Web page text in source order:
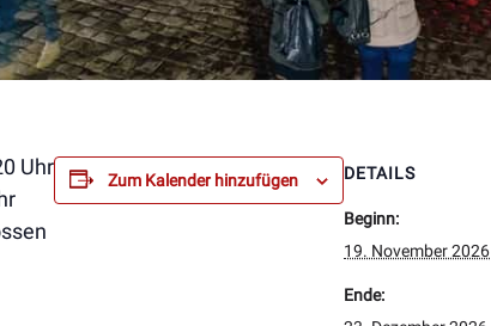
Uhr
Zum Kalender hinzufügen DETAILS
Beginn:
19. November 2026
Ende: